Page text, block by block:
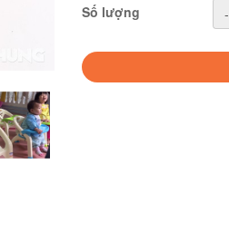
Số lượng -